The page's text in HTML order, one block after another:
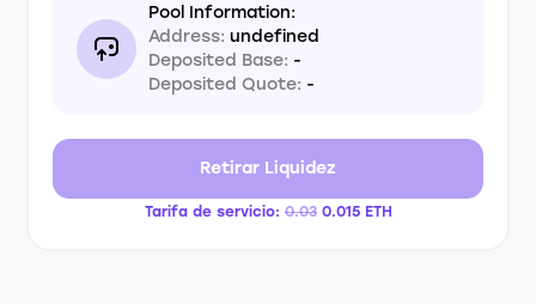
Pool Information:
Address:undefined
Deposited Base: -
Deposited Quote: -
Retirar Liquidez
Tarifa de servicio: 0.03 0.015 ETH